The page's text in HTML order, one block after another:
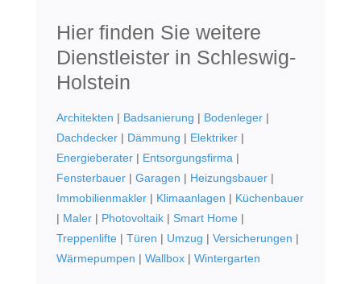
Hier finden Sie weitere
Dienstleister in Schleswig-
Holstein
Architekten | Badsanierung | Bodenleger|
Dachdecker| Dämmung | Elektriker|
Energieberater| Entsorgungsfirma|
Fensterbauer| Garagen | Heizungsbauer|
Immobilienmakler| Klimaanlagen | Küchenbauer
| Maler| Photovoltaik| Smart Home|
Treppenlifte| Türen | Umzug | Versicherungen |
Wärmepumpen | Wallbox| Wintergarten